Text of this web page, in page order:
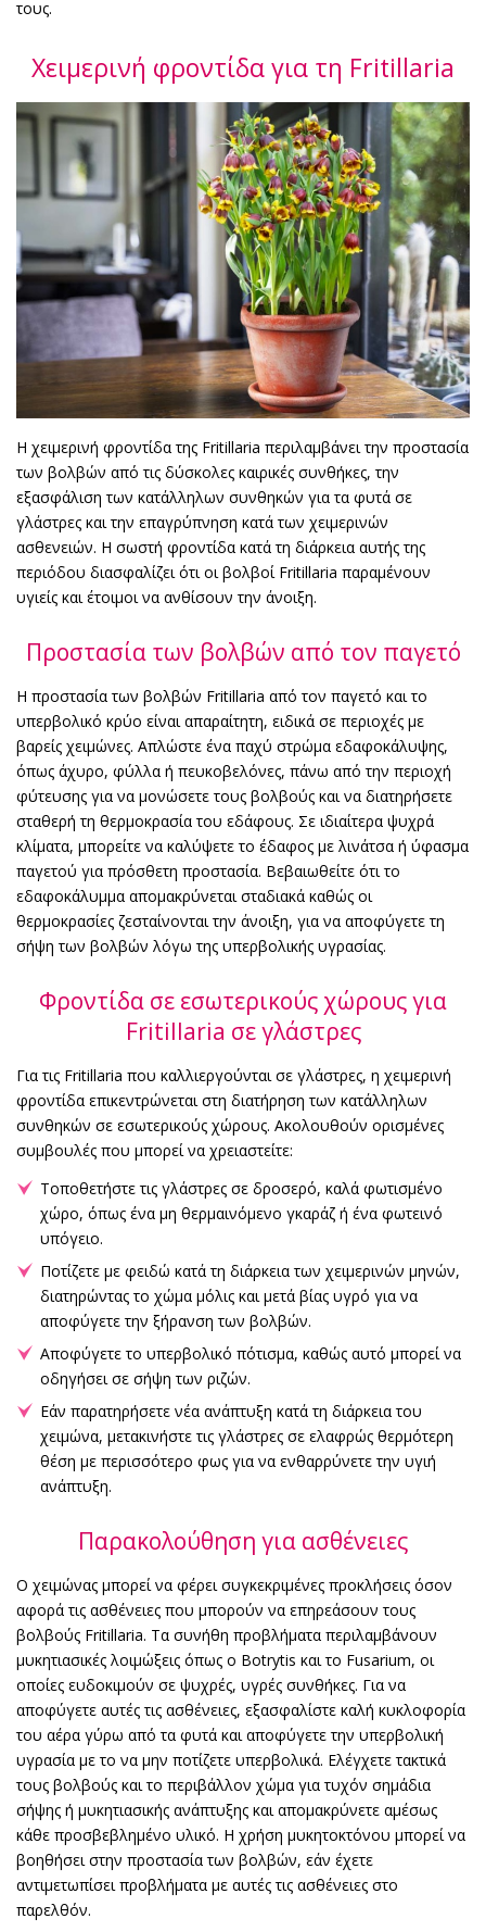
τους.
Χειμερινή φροντίδα για τη Fritillaria
Η χειμερινή φροντίδα της Fritillaria περιλαμβάνει την προστασία
των βολβών από τις δύσκολες καιρικές συνθήκες, την
εξασφάλιση των κατάλληλων συνθηκών για τα φυτά σε
γλάστρες και την επαγρύπνηση κατά των χειμερινών
ασθενειών. Η σωστή φροντίδα κατά τη διάρκεια αυτής της
περιόδου διασφαλίζει ότι οι βολβοί Fritillaria παραμένουν
υγιείς και έτοιμοι να ανθίσουν την άνοιξη.
Προστασία των βολβών από τον παγετό
Η προστασία των βολβών Fritillaria από τον παγετό και το
υπερβολικό κρύο είναι απαραίτητη, ειδικά σε περιοχές με
βαρείς χειμώνες. Απλώστε ένα παχύ στρώμα εδαφοκάλυψης,
όπως άχυρο, φύλλα ή πευκοβελόνες, πάνω από την περιοχή
φύτευσης για να μονώσετε τους βολβούς και να διατηρήσετε
σταθερή τη θερμοκρασία του εδάφους. Σε ιδιαίτερα ψυχρά
κλίματα, μπορείτε να καλύψετε το έδαφος με λινάτσα ή ύφασμα
παγετού για πρόσθετη προστασία. Βεβαιωθείτε ότι το
εδαφοκάλυμμα απομακρύνεται σταδιακά καθώς οι
θερμοκρασίες ζεσταίνονται την άνοιξη, για να αποφύγετε τη
σήψη των βολβών λόγω της υπερβολικής υγρασίας.
Φροντίδα σε εσωτερικούς χώρους για
Fritillaria σε γλάστρες
Για τις Fritillaria που καλλιεργούνται σε γλάστρες, η χειμερινή
φροντίδα επικεντρώνεται στη διατήρηση των κατάλληλων
συνθηκών σε εσωτερικούς χώρους. Ακολουθούν ορισμένες
συμβουλές που μπορεί να χρειαστείτε:
Τοποθετήστε τις γλάστρες σε δροσερό, καλά φωτισμένο
χώρο, όπως ένα μη θερμαινόμενο γκαράζ ή ένα φωτεινό
υπόγειο.
Ποτίζετε με φειδώ κατά τη διάρκεια των χειμερινών μηνών,
διατηρώντας το χώμα μόλις και μετά βίας υγρό για να
αποφύγετε την ξήρανση των βολβών.
Αποφύγετε το υπερβολικό πότισμα, καθώς αυτό μπορεί να
οδηγήσει σε σήψη των ριζών.
Εάν παρατηρήσετε νέα ανάπτυξη κατά τη διάρκεια του
χειμώνα, μετακινήστε τις γλάστρες σε ελαφρώς θερμότερη
θέση με περισσότερο φως για να ενθαρρύνετε την υγιή
ανάπτυξη.
Παρακολούθηση για ασθένειες
Ο χειμώνας μπορεί να φέρει συγκεκριμένες προκλήσεις όσον
αφορά τις ασθένειες που μπορούν να επηρεάσουν τους
βολβούς Fritillaria. Τα συνήθη προβλήματα περιλαμβάνουν
μυκητιασικές λοιμώξεις όπως ο Botrytis και το Fusarium, οι
οποίες ευδοκιμούν σε ψυχρές, υγρές συνθήκες. Για να
αποφύγετε αυτές τις ασθένειες, εξασφαλίστε καλή κυκλοφορία
του αέρα γύρω από τα φυτά και αποφύγετε την υπερβολική
υγρασία με το να μην ποτίζετε υπερβολικά. Ελέγχετε τακτικά
τους βολβούς και το περιβάλλον χώμα για τυχόν σημάδια
σήψης ή μυκητιασικής ανάπτυξης και απομακρύνετε αμέσως
κάθε προσβεβλημένο υλικό. Η χρήση μυκητοκτόνου μπορεί να
βοηθήσει στην προστασία των βολβών, εάν έχετε
αντιμετωπίσει προβλήματα με αυτές τις ασθένειες στο
παρελθόν.